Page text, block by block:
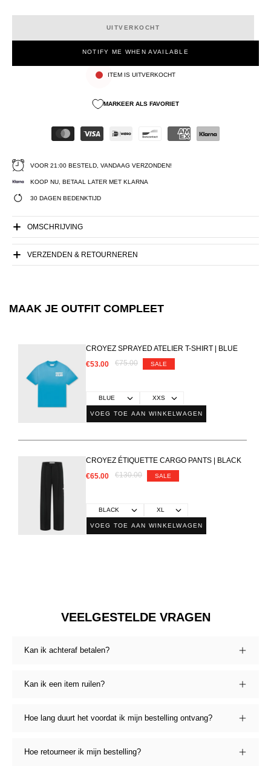
UITVERKOCHT
NOTIFY ME WHEN AVAILABLE
ITEM IS UITVERKOCHT
MARKEER ALS FAVORIET
VOOR 21:00 BESTELD, VANDAAG VERZONDEN!
KOOP NU, BETAAL LATER MET KLARNA
30 DAGEN BEDENKTIJD
OMSCHRIJVING
VERZENDEN & RETOURNEREN
MAAK JE OUTFIT COMPLEET
CROYEZ SPRAYED ATELIER T-SHIRT | BLUE
€53.00
€75.00 SALE
VOEG TOE AAN WINKELWAGEN
CROYEZ ÉTIQUETTE CARGO PANTS | BLACK
€65.00
€130.00 SALE
VOEG TOE AAN WINKELWAGEN
VEELGESTELDE VRAGEN
Kan ik achteraf betalen?
Kan ik een item ruilen?
Hoe lang duurt het voordat ik mijn bestelling ontvang?
Hoe retourneer ik mijn bestelling?